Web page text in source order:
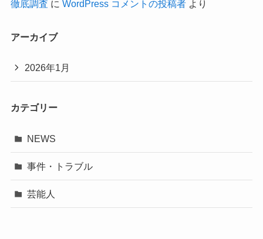
徹底調査 に WordPress コメントの投稿者より
アーカイブ
2026年1月
カテゴリー
NEWS
事件・トラブル
芸能人